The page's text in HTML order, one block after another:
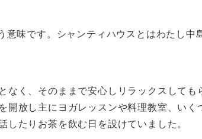
味です。シャンティハウスとはわたし中
く、そのままで安心しリラックスして
放し主にヨガレッスンや料理教室、いく
たりお茶を飲む日を設けていました。